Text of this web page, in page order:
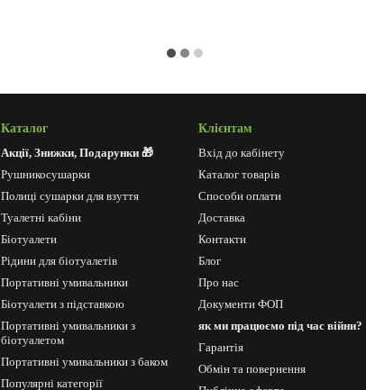
Каталог
Акції, Знижки, Подарунки 🎁
Рушникосушарки
Полиці сушарки для взуття
Туалетні кабіни
Біотуалети
Рідини для біотуалетів
Портативні умивальники
Біотуалети з підставкою
Портативні умивальники з
біотуалетом
Портативні умивальники з баком
Популярні категорії
Клієнтам
Вхід до кабінету
Каталог товарів
Способи оплати
Доставка
Контакти
Блог
Про нас
Документи ФОП
як ми працюємо під час війни?
Гарантія
Обмін та повернення